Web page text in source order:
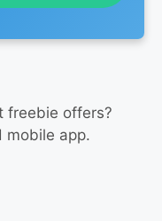
freebie offers?
mobile app.